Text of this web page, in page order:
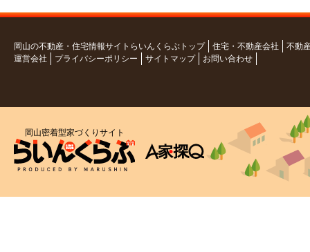
岡山の不動産・住宅情報サイトらいんくらぶトップ 住宅・不動産会社
不動
運営会社
プライバシーポリシー サイトマップ お問い合わせ
岡山密着型家づくりサイト